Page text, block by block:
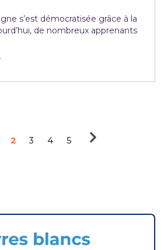
s’est démocratisée grâce à la
de nombreux apprenants
2 3 4 5